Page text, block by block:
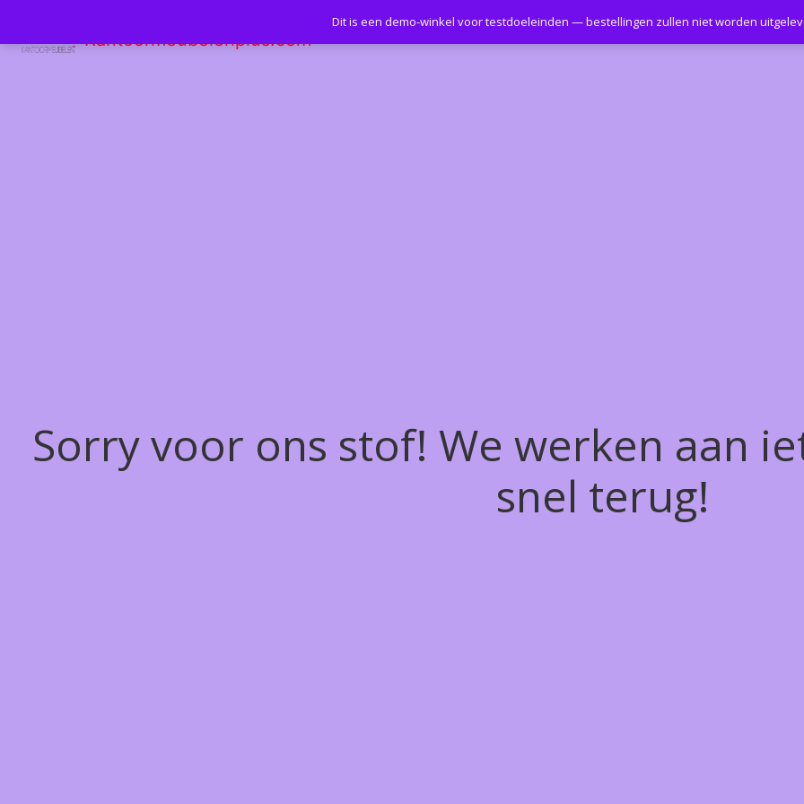
Kantoormeubelenplus.com
Sorry voor ons stof! We werken aan
snel terug!
Dit is een demo-winkel voor testdoeleinden — bestellingen zullen niet worden